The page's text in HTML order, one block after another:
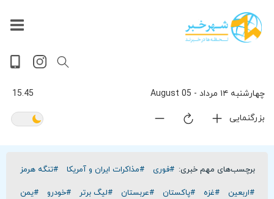
چهارشنبه ۱۴ مرداد - 05 August 15.45
بزرگنمایی
پربیننده‌ترین
اخبار
آخرین
اخبار
پخش
داغ
ترین
سیاسی
ورزشی
اقتصادی
حوادث
گوناگون
تصویری
سلامت
جهان
فرهنگی
ویدیویی
بازار
برچسب‌های مهم خبری: #فوری #مذاکرات ایران و آمریکا #تنگه هرمز
#اربعین #غزه #پاکستان #عربستان #لیگ برتر #خودرو #یمن